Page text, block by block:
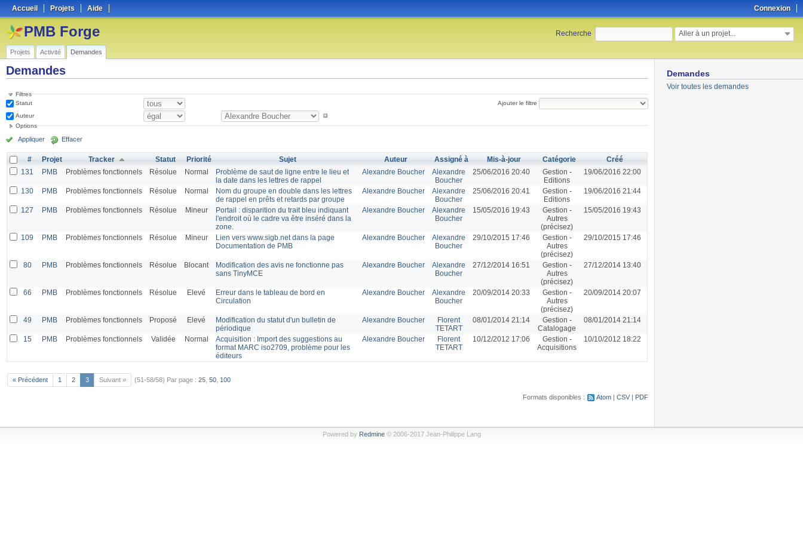
Connexion
Accueil Projets Aide
Recherche: Aller à un projet...
PMB Forge
Projets Activité Demandes
Demandes
Voir toutes les demandes
Demandes
Filtres
Statut
Auteur
Ajouter le filtre
Options
Appliquer Effacer
# Projet Tracker Statut Priorité Sujet Auteur Assigné à Mis-à-jour Catégorie
Créé
131
PMB Problèmes fonctionnels Résolue Normal
Problème de saut de ligne entre le lieu et
la date dans les lettres de rappel
Alexandre Boucher
Alexandre
Boucher
25/06/2016 20:40
Gestion -
Editions
19/06/2016 22:00
130 PMB Problèmes fonctionnels Résolue Normal
Nom du groupe en double dans les lettres
de rappel en prêts et retards par groupe
Alexandre Boucher
Alexandre
Boucher
25/06/2016 20:41
Gestion -
Editions
19/06/2016 21:44
127 PMB Problèmes fonctionnels Résolue Mineur
Portail : disparition du trait bleu indiquant
l'endroit où le cadre va être inséré dans la
zone.
Alexandre Boucher
Alexandre
Boucher
15/05/2016 19:43
Gestion -
Autres
(précisez)
15/05/2016 19:43
109 PMB Problèmes fonctionnels Résolue Mineur
Lien vers www.sigb.net dans la page
Documentation de PMB
Alexandre Boucher
Alexandre
Boucher
29/10/2015 17:46
Gestion -
Autres
(précisez)
29/10/2015 17:46
80 PMB Problèmes fonctionnels Résolue Blocant
Modification des avis ne fonctionne pas
sans TinyMCE
Alexandre Boucher
Alexandre
Boucher
27/12/2014 16:51
Gestion -
Autres
(précisez)
27/12/2014 13:40
66 PMB Problèmes fonctionnels Résolue Elevé
Erreur dans le tableau de bord en
Circulation
Alexandre Boucher
Alexandre
Boucher
20/09/2014 20:33
Gestion -
Autres
(précisez)
20/09/2014 20:07
49 PMB Problèmes fonctionnels Proposé Elevé
Modification du statut d'un bulletin de
périodique
Alexandre Boucher
Florent
TETART
08/01/2014 21:14
Gestion -
Catalogage
08/01/2014 21:14
15 PMB Problèmes fonctionnels Validée Normal
Acquisition : Import des suggestions au
format MARC iso2709, problème pour les
éditeurs
Alexandre Boucher
Florent
TETART
10/12/2012 17:06
Gestion -
Acquisitions
10/10/2012 18:22
« Précédent 1 2 3 Suivant » (51-58/58) Par page : 25 50 100
Formats disponibles : Atom CSV PDF
Powered by Redmine© 2006-2017 Jean-Philippe Lang